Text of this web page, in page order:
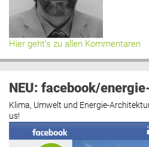
Hier geht’s zu allen Kommentaren
NEU: facebook/
Klima, Umwelt und Energie-
us!